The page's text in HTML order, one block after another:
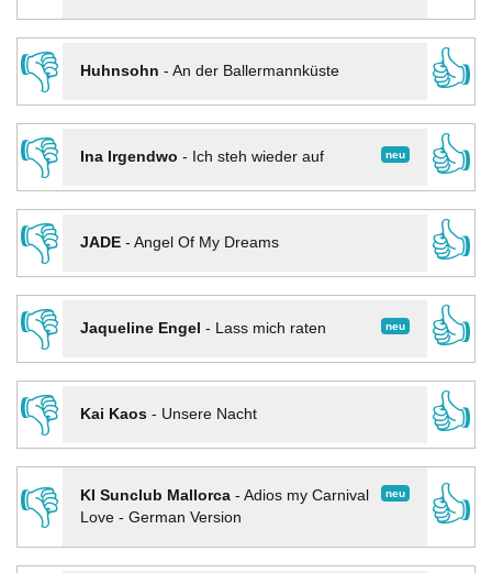
👎
Huhnsohn - An der Ballermannküste
👍
👎
neu
Ina Irgendwo - Ich steh wieder auf
👍
👎
JADE- Angel Of My Dreams
👍
👎
neu
Jaqueline Engel - Lass mich raten
👍
👎
Kai Kaos- Unsere Nacht
👍
👎
neu
KI Sunclub Mallorca- Adios my Carnival
Love - German Version
👍